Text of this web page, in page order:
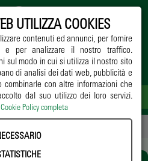
UTILIZZA COOKIES
contenuti ed annunci, per fornire
e per analizzare il nostro traffico.
sul modo in cui si utilizza il nostro sito
di analisi dei dati web, pubblicità e
con altre informazioni che
dal suo utilizzo dei loro servizi.
Policy completa